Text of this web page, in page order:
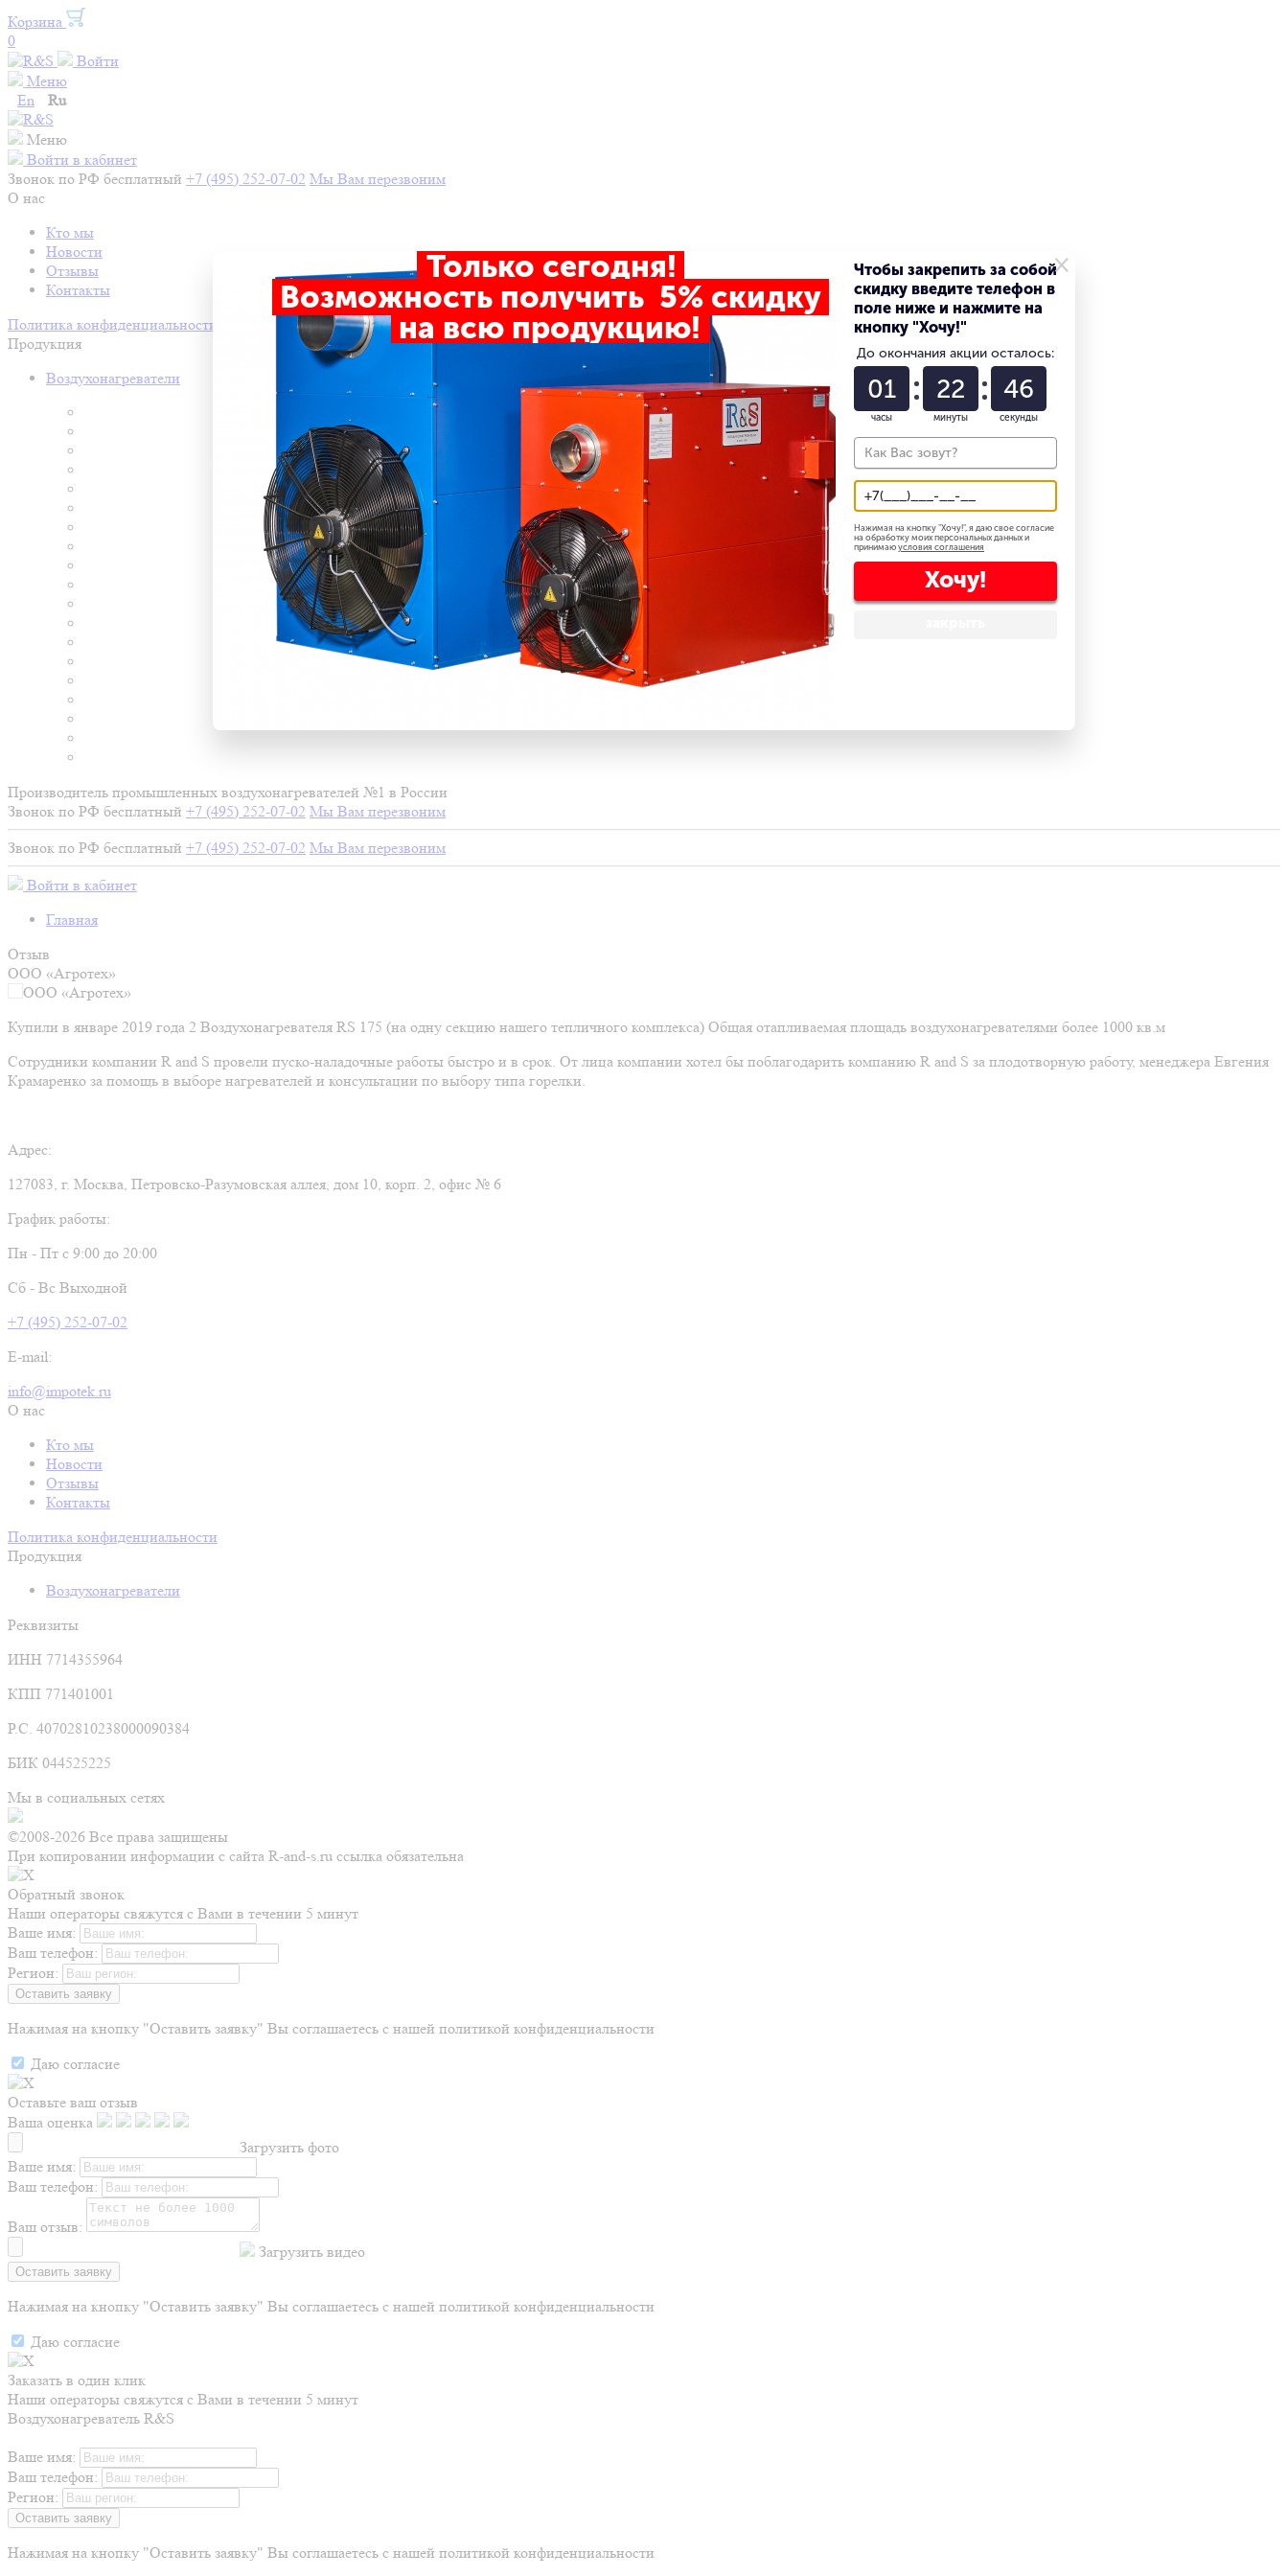
Корзина
0
Войти
Меню
En
Ru
Меню
Войти в кабинет
Звонок по РФ бесплатный +7 (495) 252-07-02 Мы Вам перезвоним
О нас
Кто мы
Новости
Отзывы
Контакты
Политика конфиденциальности
Продукция
Воздухонагреватели
Производитель промышленных воздухонагревателей №1 в России
Звонок по РФ бесплатный +7 (495) 252-07-02 Мы Вам перезвоним
Звонок по РФ бесплатный +7 (495) 252-07-02 Мы Вам перезвоним
Войти в кабинет
Главная
Отзыв
ООО «Агротех»
Купили в январе 2019 года 2 Воздухонагревателя RS 175 (на одну секцию нашего тепличного комплекса) Общая отапливаемая площадь воздухонагревателями более 1000 кв.м
Сотрудники компании R and S провели пуско-наладочные работы быстро и в срок. От лица компании хотел бы поблагодарить компанию R and S за плодотворную работу, менеджера Евгения
Крамаренко за помощь в выборе нагревателей и консультации по выбору типа горелки.
Адрес:
127083, г. Москва, Петровско-Разумовская аллея, дом 10, корп. 2, офис № 6
График работы:
Пн - Пт с 9:00 до 20:00
Сб - Вс Выходной
+7 (495) 252-07-02
E-mail:
info@impotek.ru
О нас
Кто мы
Новости
Отзывы
Контакты
Политика конфиденциальности
Продукция
Воздухонагреватели
Реквизиты
ИНН 7714355964
КПП 771401001
Р.С. 40702810238000090384
БИК 044525225
Мы в социальных сетях
©2008-2026 Все права защищены
При копировании информации с сайта R-and-s.ru ссылка обязательна
Обратный звонок
Наши операторы свяжутся с Вами в течении 5 минут
Ваше имя:
Ваш телефон:
Регион:
Нажимая на кнопку "Оставить заявку" Вы соглашаетесь с нашей политикой конфиденциальности
Даю согласие
Оставьте ваш отзыв
Ваша оценка
Загрузить фото
Ваше имя:
Ваш телефон:
Ваш отзыв:
Загрузить видео
Нажимая на кнопку "Оставить заявку" Вы соглашаетесь с нашей политикой конфиденциальности
Даю согласие
Заказать в один клик
Наши операторы свяжутся с Вами в течении 5 минут
Воздухонагреватель R&S
Ваше имя:
Ваш телефон:
Регион:
Нажимая на кнопку "Оставить заявку" Вы соглашаетесь с нашей политикой конфиденциальности
Только сегодня!
Возможность получить 5% скидку
на всю продукцию!
×
Чтобы закрепить за собой
скидку введите телефон в
поле ниже и нажмите на
кнопку "Хочу!"
До окончания акции осталось:
01
часы
22
минуты
46
секунды
Нажимая на кнопку "Хочу!", я даю свое согласие
на обработку моих персональных данных и
принимаю условия соглашения
Хочу!